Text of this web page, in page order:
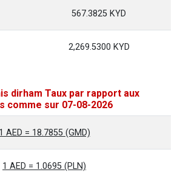
567.3825 KYD
2,269.5300 KYD
dirham Taux par rapport aux
comme sur 07-08-2026
1 AED = 18.7855 (GMD)
1 AED = 1.0695 (PLN)